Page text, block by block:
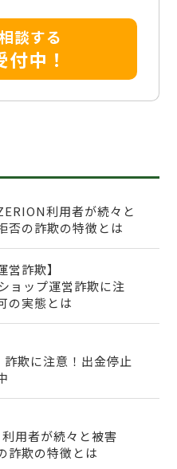
談する
中！
利用者が続々と
の詐欺の特徴とは
営詐欺】
ップ運営詐欺に注
の実態とは
欺に注意！出金停止
用者が続々と被害
詐欺の特徴とは